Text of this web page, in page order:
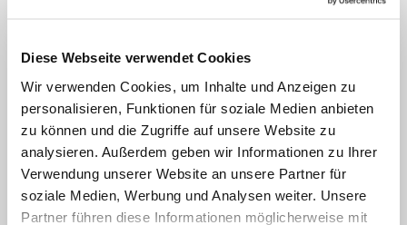
Diese Webseite verwendet Cookies
Wir verwenden Cookies, um Inhalte und Anzeigen zu
personalisieren, Funktionen für soziale Medien anbieten
zu können und die Zugriffe auf unsere Website zu
analysieren. Außerdem geben wir Informationen zu Ihrer
Verwendung unserer Website an unsere Partner für
soziale Medien, Werbung und Analysen weiter. Unsere
Partner führen diese Informationen möglicherweise mit
Berliner Sternenhimmel zum Zeitpunkt
der Geburt Christi zeigen.
Äußerlich hat sich die Kathedrale
kaum verändert
Die Unterkirche, die nun direkt aus der